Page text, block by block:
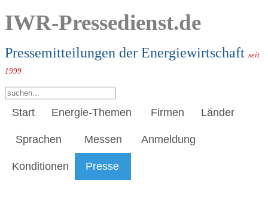
IWR-Pressedienst.de
Pressemitteilungen der Energiewirtschaft seit
1999
Start Energie-Themen Firmen Länder
Sprachen Messen Anmeldung
Konditionen Presse